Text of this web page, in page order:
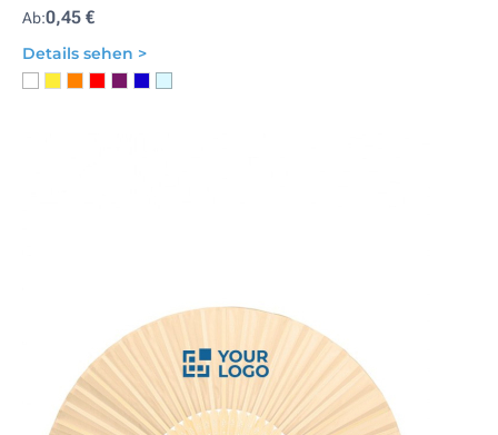
Ab:0,45 €
Details sehen >